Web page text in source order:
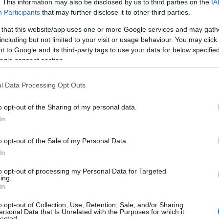
This information may also be disclosed by us to third parties on the
Participants that may further disclose it to other third parties.
that this website/app uses one or more Google services and may
but not limited to your visit or usage behaviour. You may
to Google and its third-party tags to use your data for below
consent section.
Data Processing Opt Outs
opt-out of the Sharing of my personal data.
opt-out of the Sale of my Personal Data.
opt-out of processing my Personal Data for Targeted
opt-out of Collection, Use, Retention, Sale, and/or Sharing
Data that Is Unrelated with the Purposes for which it
elem összekapcsolására: megőrzött
visszatérő mintázatokra, valamint az
október 7-i támadás teljes struktúrája közötti
szerint az elemzés alapját egy külön
archívum képezi, amely több mint 10
Ezek elemzése meghaladta az 1800
és személyes találkozót dolgoztak fel
szakértőkkel és hozzátartozókkal.
szerint az adatfeldolgozásban szereplő
tartoztak.
Sokkoló: 15 volt izraeli